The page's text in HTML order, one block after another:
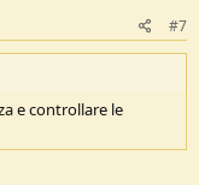
#7
e controllare le